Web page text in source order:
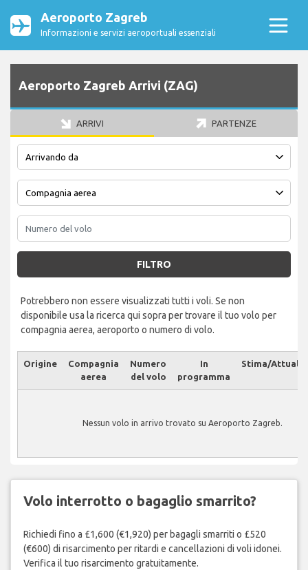
Aeroporto Zagreb
Informazioni e servizi aeroportuali essenziali
Aeroporto Zagreb Arrivi (ZAG)
ARRIVI PARTENZE
FILTRO
Potrebbero non essere visualizzati tutti i voli. Se non
disponibile usa la ricerca qui sopra per trovare il tuo volo per
compagnia aerea, aeroporto o numero di volo.
Origine
Compagnia
aerea
Numero
del volo
In
programma
Stima/Attuale
Nessun volo in arrivo trovato su Aeroporto Zagreb.
Volo interrotto o bagaglio smarrito?
Richiedi fino a £1,600 (€1,920) per bagagli smarriti o £520
(€600) di risarcimento per ritardi e cancellazioni di voli idonei.
Verifica il tuo risarcimento gratuitamente.